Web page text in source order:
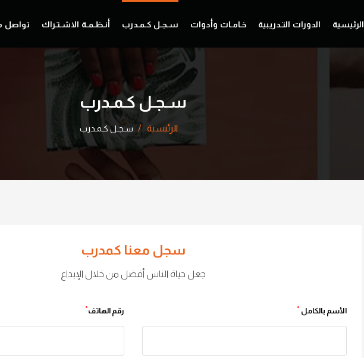
الرئيسية الدورات التـدريبية خـامـات وأدوات سـجـل كـمـدرب أنـظـمـة الاشـتـراك تواصل
سـجـل كـمـدرب
الرئيسية سـجـل كـمـدرب
سجل معنا كمدرب
جعل حياة الناس أفضل من خلال الإبداع
الأسم بالكامل * رقم الهاتف*